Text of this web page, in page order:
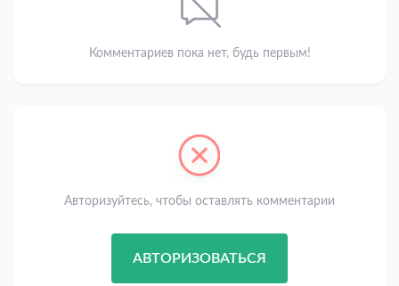
Комментариев пока нет, будь первым!
Авторизуйтесь, чтобы оставлять комментарии
АВТОРИЗОВАТЬСЯ